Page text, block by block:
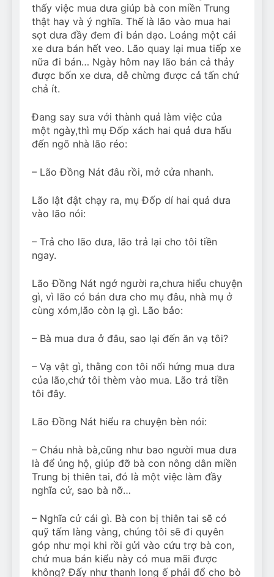
7 Năm Ago
How Often Do I Need to
Groom My Bulldog
7 Năm Ago
thấy việc mua dưa giúp bà con miền Trung
thật hay và ý nghĩa. Thế là lão vào mua hai
sọt dưa đầy đem đi bán dạo. Loáng một cái
xe dưa bán hết veo. Lão quay lại mua tiếp xe
nữa đi bán… Ngày hôm nay lão bán cả thảy
được bốn xe dưa, dễ chừng được cả tấn chứ
chả ít.
Đang say sưa với thành quả làm việc của
một ngày,thì mụ Đốp xách hai quả dưa hấu
đến ngõ nhà lão réo:
– Lão Đồng Nát đâu rồi, mở cửa nhanh.
Lão lật đật chạy ra, mụ Đốp dí hai quả dưa
vào lão nói:
– Trả cho lão dưa, lão trả lại cho tôi tiền
ngay.
Lão Đồng Nát ngớ người ra,chưa hiểu chuyện
gì, vì lão có bán dưa cho mụ đâu, nhà mụ ở
cùng xóm,lão còn lạ gì. Lão bảo:
– Bà mua dưa ở đâu, sao lại đến ăn vạ tôi?
– Vạ vật gì, thằng con tôi nổi hứng mua dưa
của lão,chứ tôi thèm vào mua. Lão trả tiền
tôi đây.
Lão Đồng Nát hiểu ra chuyện bèn nói:
– Cháu nhà bà,cũng như bao người mua dưa
là để ủng hộ, giúp đỡ bà con nông dân miền
Trung bị thiên tai, đó là một việc làm đầy
nghĩa cử, sao bà nỡ…
– Nghĩa cử cái gì. Bà con bị thiên tai sẽ có
quỹ tấm làng vàng, chúng tôi sẽ đi quyên
góp như mọi khi rồi gửi vào cứu trợ bà con,
chứ mua bán kiểu này có mua mãi được
không? Đấy như thanh long ế phải đổ cho bò